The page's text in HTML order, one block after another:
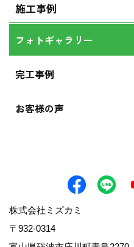
施工事例
フォトギャラリー
完工事例
お客様の声
株式会社ミズカミ
〒932-0314